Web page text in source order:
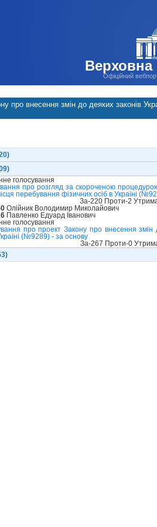
Верховна
Офіційний
про внесення змін до деяких законів
голосування
про розгляд за скороченою
перебування фізичних осіб в Україні
За-220 Проти-2
Олійник Володимир Миколайович
Павленко Едуард Іванович
голосування
про проект Закону про внесення
(№9289) - за основу
За-267 Проти-0